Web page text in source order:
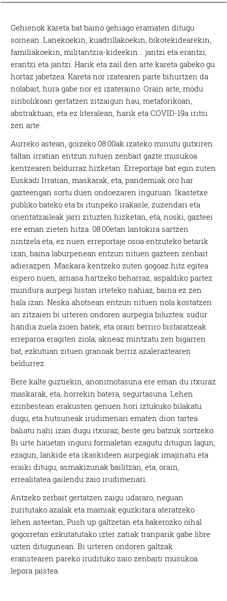
Gehienok kareta bat baino gehiago eramaten ditugu
soinean. Lanekoekin, kuadrillakoekin, bikotekidearekin,
familiakoekin, militantzia-kideekin… jantzi eta erantzi,
erantzi eta jantzi. Harik eta zail den arte kareta gabeko gu
hortaz jabetzea. Kareta nor izatearen parte bihurtzen da
nolabait, hura gabe nor ez izateraino. Orain arte, modu
sinbolikoan gertatzen zitzaigun hau, metaforikoan,
abstraktuan, eta ez literalean, harik eta COVID-19a iritsi
zen arte.
Aurreko astean, goizeko 08:00ak izateko minutu gutxiren
faltan irratian entzun nituen zenbait gazte musukoa
kentzearen beldurraz hizketan. Erreportaje bat egin zuten
Euskadi Irratian, maskarak, eta, pandemiak oro har
gazteengan sortu duen ondoezaren inguruan. Ikastetxe
publiko bateko eta bi itunpeko irakasle, zuzendari eta
orientatzaileak jarri zituzten hizketan, eta, noski, gazteei
ere eman zieten hitza. 08:00etan lantokira sartzen
nintzela eta, ez nuen erreportaje osoa entzuteko betarik
izan, baina laburpenean entzun nituen gazteen zenbait
adierazpen. Maskara kentzeko zuten gogoaz hitz egitea
espero nuen, arnasa hartzeko beharraz, aspaldiko partez
mundura aurpegi bistan irteteko nahiaz, baina ez zen
hala izan. Neska ahotsean entzun nituen nola kostatzen
ari zitzaien bi urteren ondoren aurpegia biluztea: sudur
handia zuela zioen batek, eta orain berriro bistaratzeak
erreparoa eragiten ziola; akneaz mintzatu zen bigarren
bat, ezkutuan zituen granoak berriz azaleraztearen
beldurrez.
Bere kalte guztiekin, anonimotasuna ere eman du itxuraz
maskarak, eta, horrekin batera, segurtasuna. Lehen
ezinbestean erakusten genuen hori iztukuko bilakatu
dugu, eta hutsuneak irudimenari ematen dion tartea
baliatu nahi izan dugu itxuraz, beste geu batzuk sortzeko.
Bi urte hauetan inguru formaletan ezagutu ditugun lagun,
ezagun, lankide eta ikaskideen aurpegiak imajinatu eta
eraiki ditugu, asmakizunak bailitzan, eta, orain,
errealitatea gailendu zaio irudimenari.
Antzeko zerbait gertatzen zaigu udararo, neguan
zuritutako azalak eta mamiak eguzkitara ateratzeko
lehen asteetan, Push up galtzetan eta bakerozko oihal
gogorretan ezkutatutako izter zatiak tranparik gabe libre
uzten ditugunean. Bi urteren ondoren galtzak
eranstearen pareko irudituko zaio zenbaiti musukoa
lepora jaistea.